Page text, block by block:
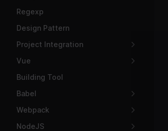
Regexp
Design Pattern
Project Integration
Vue
Building Tool
Babel
Webpack
NodeJS